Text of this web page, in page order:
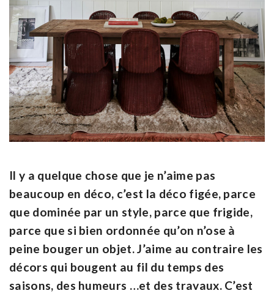
Il y a quelque chose que je n’aime pas
beaucoup en déco, c’est la déco figée, parce
que dominée par un style, parce que frigide,
parce que si bien ordonnée qu’on n’ose à
peine bouger un objet. J’aime au contraire les
décors qui bougent au fil du temps des
saisons, des humeurs …et des travaux. C’est